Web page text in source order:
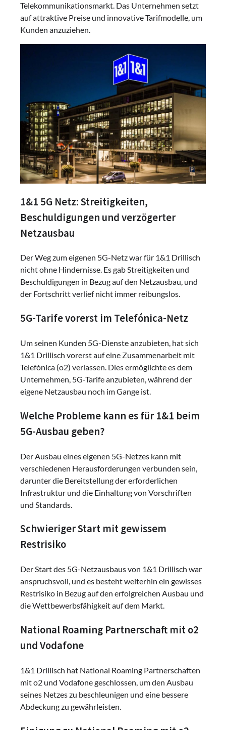
Telekommunikationsmarkt. Das Unternehmen setzt
auf attraktive Preise und innovative Tarifmodelle, um
Kunden anzuziehen.
1&1 5G Netz: Streitigkeiten,
Beschuldigungen und verzögerter
Netzausbau
Der Weg zum eigenen 5G-Netz war für 1&1 Drillisch
nicht ohne Hindernisse. Es gab Streitigkeiten und
Beschuldigungen in Bezug auf den Netzausbau, und
der Fortschritt verlief nicht immer reibungslos.
5G-Tarife vorerst im Telefónica-Netz
Um seinen Kunden 5G-Dienste anzubieten, hat sich
1&1 Drillisch vorerst auf eine Zusammenarbeit mit
Telefónica (o2) verlassen. Dies ermöglichte es dem
Unternehmen, 5G-Tarife anzubieten, während der
eigene Netzausbau noch im Gange ist.
Welche Probleme kann es für 1&1 beim
5G-Ausbau geben?
Der Ausbau eines eigenen 5G-Netzes kann mit
verschiedenen Herausforderungen verbunden sein,
darunter die Bereitstellung der erforderlichen
Infrastruktur und die Einhaltung von Vorschriften
und Standards.
Schwieriger Start mit gewissem
Restrisiko
Der Start des 5G-Netzausbaus von 1&1 Drillisch war
anspruchsvoll, und es besteht weiterhin ein gewisses
Restrisiko in Bezug auf den erfolgreichen Ausbau und
die Wettbewerbsfähigkeit auf dem Markt.
National Roaming Partnerschaft mit o2
und Vodafone
1&1 Drillisch hat National Roaming Partnerschaften
mit o2 und Vodafone geschlossen, um den Ausbau
seines Netzes zu beschleunigen und eine bessere
Abdeckung zu gewährleisten.